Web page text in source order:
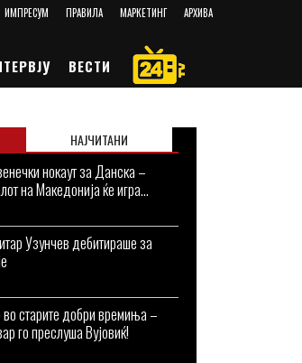
ИМПРЕСУМ ПРАВИЛА МАРКЕТИНГ АРХИВА
ВЕСТИ
НАЈЧИТАНИ
нокаут за Данска –
на Македонија ќе игра...
Узунчев дебитираше за
во старите добри времиња –
го преслуша Вујовиќ!